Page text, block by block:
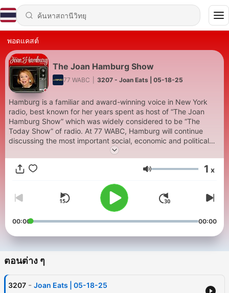
พอดแคสต์
The Joan Hamburg Show
77 WABC 3207 - Joan Eats | 05-18-25
Hamburg is a familiar and award-winning voice in New York
radio, best known for her years spent as host of “The Joan
Hamburg Show” which was widely considered to be “The
Today Show” of radio. At 77 WABC, Hamburg will continue
discussing the most important social, economic and political
issues that impact listeners’ lives each week. Known as New
York’s “First Lady of Radio,” Hamburg was inducted into the
New York State Broadcasters’ Hall of Fame in 2012 and has
Chamber of Commerce due to her dedication in improving the
quality of lives for those throughout the New York metropolitan
ระดับเสียง 1 x
00:00 00:00
ตอนต่าง ๆ
3207 - Joan Eats | 05-18-25